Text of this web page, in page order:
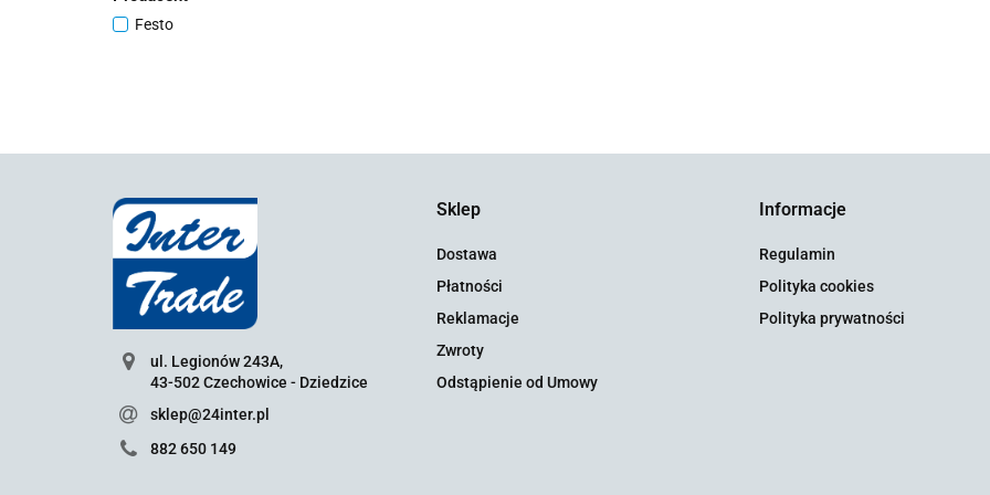
Festo
ul. Legionów 243A,
43-502 Czechowice - Dziedzice
sklep@24inter.pl
882 650 149
Sklep
Dostawa
Płatności
Reklamacje
Zwroty
Odstąpienie od Umowy
Informacje
Regulamin
Polityka cookies
Polityka prywatności